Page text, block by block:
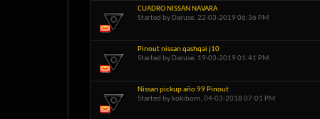
CUADRO NISSAN NAVARA
Started by Daruse, 22-03-2019 06:36 PM
Pinout nissan qashqai j10
Started by Daruse, 19-03-2019 01:41 PM
Nissan pickup año 99 Pinout
Started by kokibom, 04-03-2018 07:01 PM